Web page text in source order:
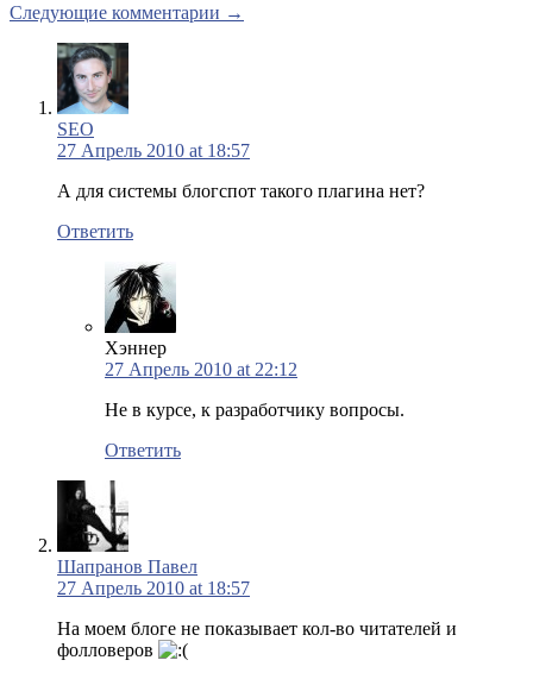
Следующие комментарии →
SEO
27 Апрель 2010 at 18:57
А для системы блогспот такого плагина нет?
Ответить
Хэннер
27 Апрель 2010 at 22:12
Не в курсе, к разработчику вопросы.
Ответить
Шапранов Павел
27 Апрель 2010 at 18:57
На моем блоге не показывает кол-во читателей и
фолловеров